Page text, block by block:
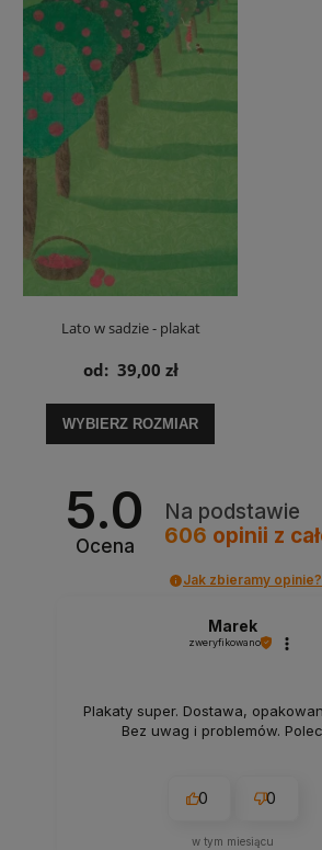
Lato w sadzie - plakat
od: 39,00 zł
WYBIERZ ROZMIAR
5.0
Ocena
Na podstawie
606 opinii z
Jak zbieramy opinie?
Marek
zweryfikowano
Plakaty super. Dostawa,
Bez uwag i problemów.
0 0
w tym miesiącu